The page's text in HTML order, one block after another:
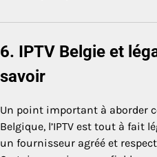
6. IPTV Belgie et
savoir
Un point important à aborder
Belgique, l’IPTV est tout à fait
un fournisseur agréé et